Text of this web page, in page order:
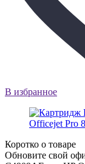
В избранное
Коротко о товаре
Обновите свой